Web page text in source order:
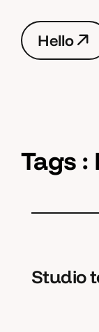
Hello
Hello
Tags :
Studio